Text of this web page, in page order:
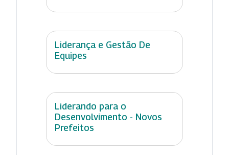
Liderança e Gestão De
Equipes
Liderando para o
Desenvolvimento - Novos
Prefeitos